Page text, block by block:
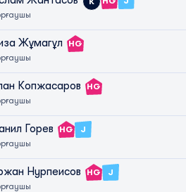
Жұмагұл HG
Копжасаров HG
Горев HG J
Нурпеисов HG J